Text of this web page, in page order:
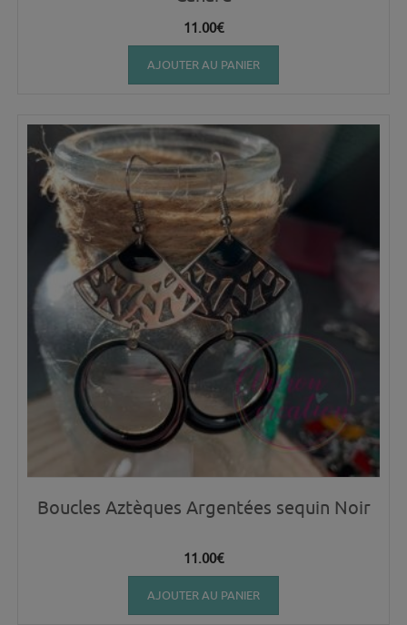
11.00€
AJOUTER AU PANIER
Boucles Aztèques Argentées sequin Noir
11.00€
AJOUTER AU PANIER